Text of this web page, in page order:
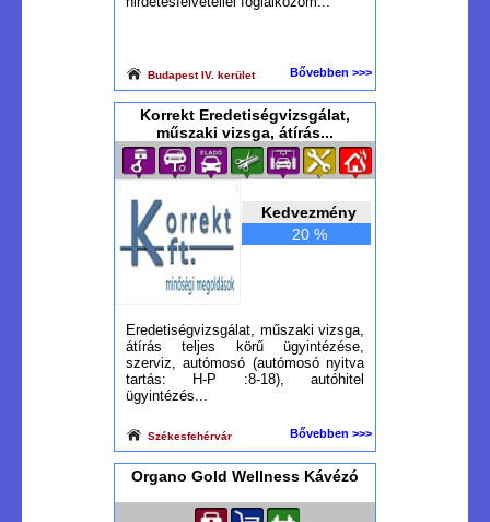
Budapest IV. kerület Bővebben >>>
Korrekt Eredetiségvizsgálat,
műszaki vizsga, átírás...
Kedvezmény
20 %
Eredetiségvizsgálat, műszaki vizsga,
átírás teljes körű ügyintézése,
szerviz, autómosó (autómosó nyitva
tartás: H-P :8-18), autóhitel
ügyintézés...
Székesfehérvár Bővebben >>>
Organo Gold Wellness Kávézó